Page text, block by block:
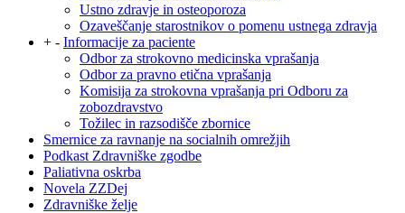
Ustno zdravje in osteoporoza
Ozaveščanje starostnikov o pomenu ustnega zdravja
+ - Informacije za paciente
Odbor za strokovno medicinska vprašanja
Odbor za pravno etična vprašanja
Komisija za strokovna vprašanja pri Odboru za
zobozdravstvo
Tožilec in razsodišče zbornice
Smernice za ravnanje na socialnih omrežjih
Podkast Zdravniške zgodbe
Paliativna oskrba
Novela ZZDej
Zdravniške želje